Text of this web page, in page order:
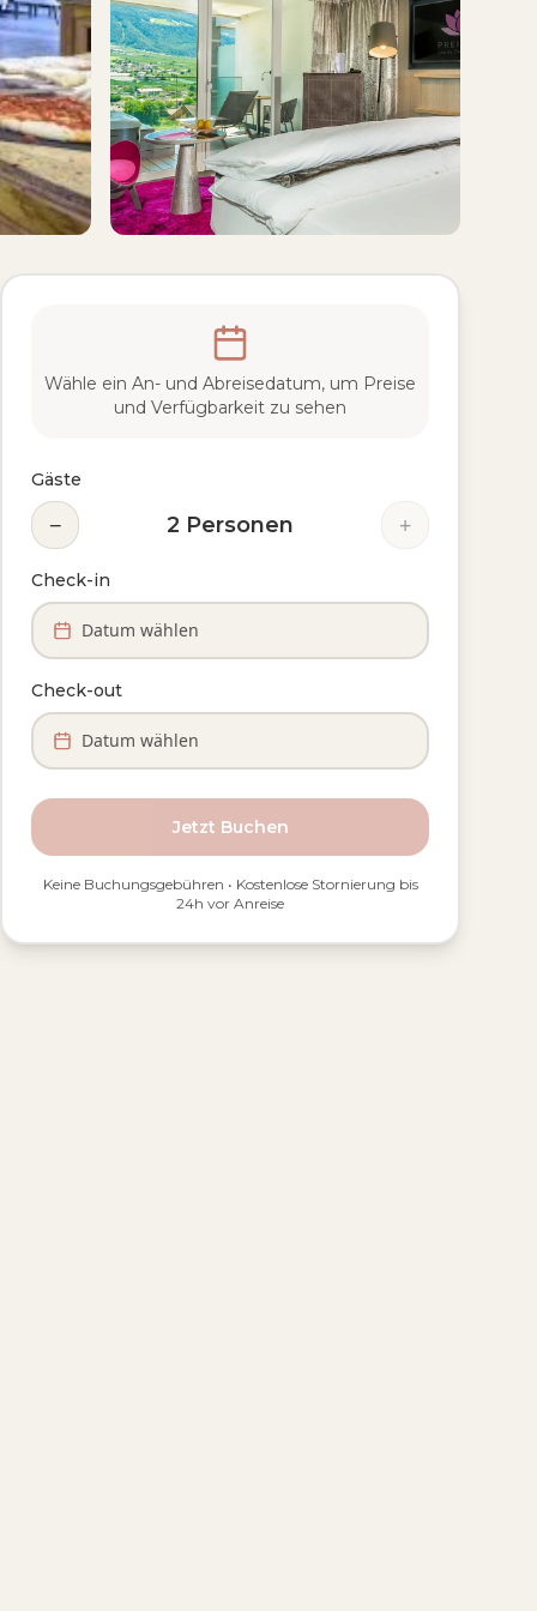
Wähle ein An- und Abreisedatum, um Preise
und Verfügbarkeit zu sehen
Gäste
− 2 Personen +
Check-in
Datum wählen
Check-out
Datum wählen
Jetzt Buchen
Keine Buchungsgebühren • Kostenlose Stornierung bis
24h vor Anreise